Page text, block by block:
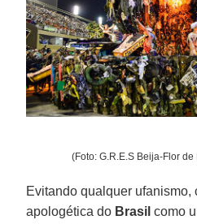
(Foto: G.R.E.S Beija-Flor
Evitando qualquer ufanismo,
apologética do Brasil como